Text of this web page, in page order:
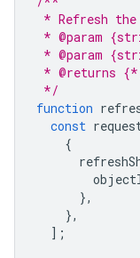
* Refresh
* @param
* @param
* @returns
*/
function
const
{
},
},
];